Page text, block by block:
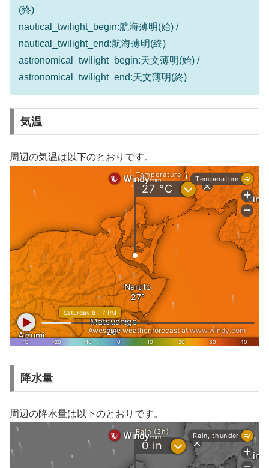
(終)
nautical_twilight_begin:航海薄明(始) /
nautical_twilight_end:航海薄明(終)
astronomical_twilight_begin:天文薄明(始) /
astronomical_twilight_end:天文薄明(終)
気温
周辺の気温は以下のとおりです。
降水量
周辺の降水量は以下のとおりです。